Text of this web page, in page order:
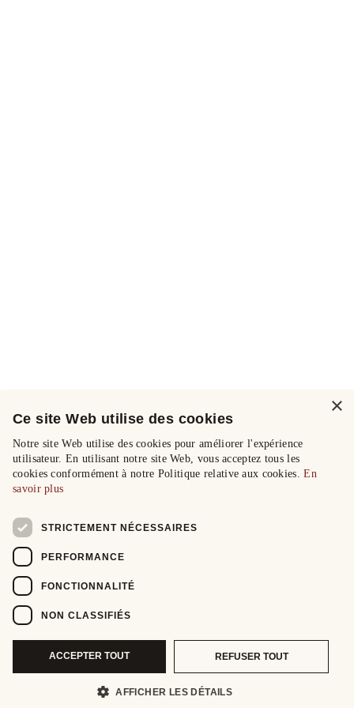
×
Ce site Web utilise des cookies
Notre site Web utilise des cookies pour améliorer l'expérience
utilisateur. En utilisant notre site Web, vous acceptez tous les
cookies conformément à notre Politique relative aux cookies.En
savoir plus
STRICTEMENT NÉCESSAIRES
PERFORMANCE
FONCTIONNALITÉ
NON CLASSIFIÉS
ACCEPTER TOUT REFUSER TOUT
AFFICHER LES DÉTAILS